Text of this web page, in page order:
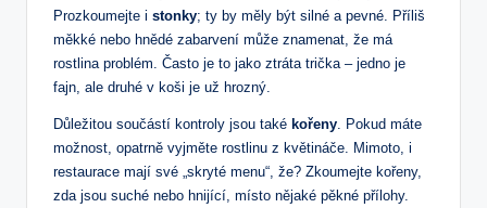
Prozkoumejte i stonky; ‍ty by měly být ‌silné ⁤a pevné. ⁢Příliš⁣
měkké‍ nebo‍ hnědé zabarvení ​může znamenat, že má
‍rostlina problém. ​Často je to⁣ jako​ ztráta trička‍ – jedno je
fajn, ale ‌druhé v koši je​ už hrozný.
Důležitou ‌součástí kontroly jsou také kořeny . Pokud ​máte‍
možnost, opatrně vyjměte⁣ rostlinu z květináče. Mimoto, i
restaurace ​mají ‌své „skryté ‍menu“, že?⁣ Zkoumejte kořeny,‍
zda jsou suché nebo hnijící, místo nějaké pěkné ‌přílohy.